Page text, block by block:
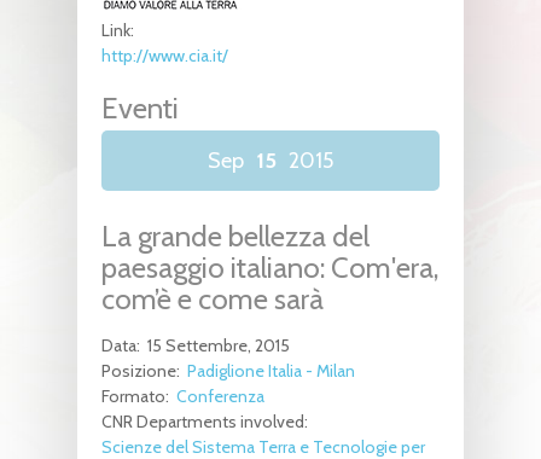
Link:
http://www.cia.it/
Eventi
Sep 15 2015
La grande bellezza del
paesaggio italiano: Com'era,
com’è e come sarà
Data: 15 Settembre, 2015
Posizione: Padiglione Italia - Milan
Formato: Conferenza
CNR Departments involved:
Scienze del Sistema Terra e Tecnologie per